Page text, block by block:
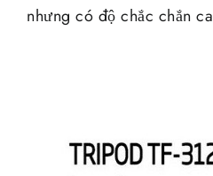
nhưng có độ chắc chắn